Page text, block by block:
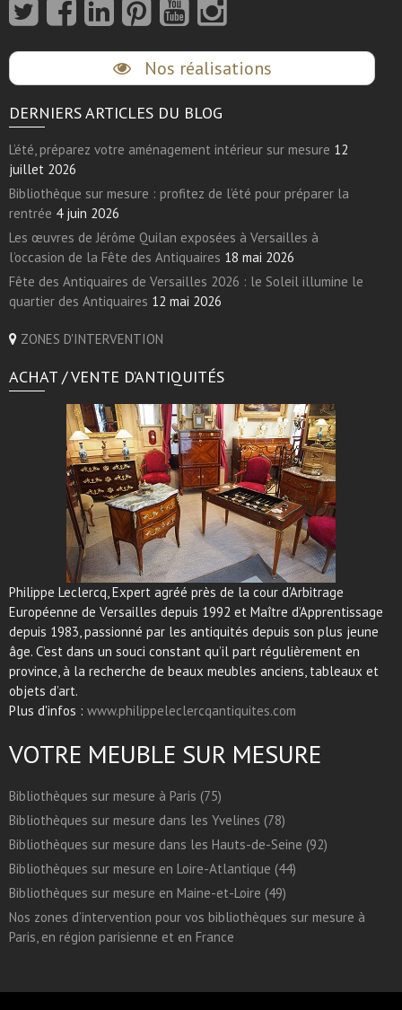
Nos réalisations
DERNIERS ARTICLES DU BLOG
L’été, préparez votre aménagement intérieur sur mesure 12
juillet 2026
Bibliothèque sur mesure : profitez de l’été pour préparer la
rentrée 4 juin 2026
Les œuvres de Jérôme Quilan exposées à Versailles à
l’occasion de la Fête des Antiquaires 18 mai 2026
Fête des Antiquaires de Versailles 2026 : le Soleil illumine le
quartier des Antiquaires 12 mai 2026
ZONES D'INTERVENTION
ACHAT / VENTE D’ANTIQUITÉS
Philippe Leclercq, Expert agréé près de la cour d’Arbitrage
Européenne de Versailles depuis 1992 et Maître d’Apprentissage
depuis 1983, passionné par les antiquités depuis son plus jeune
âge. C’est dans un souci constant qu’il part régulièrement en
province, à la recherche de beaux meubles anciens, tableaux et
objets d’art.
Plus d'infos : www.philippeleclercqantiquites.com
VOTRE MEUBLE SUR MESURE
Bibliothèques sur mesure à Paris (75)
Bibliothèques sur mesure dans les Yvelines (78)
Bibliothèques sur mesure dans les Hauts-de-Seine (92)
Bibliothèques sur mesure en Loire-Atlantique (44)
Bibliothèques sur mesure en Maine-et-Loire (49)
Nos zones d’intervention pour vos bibliothèques sur mesure à
Paris, en région parisienne et en France